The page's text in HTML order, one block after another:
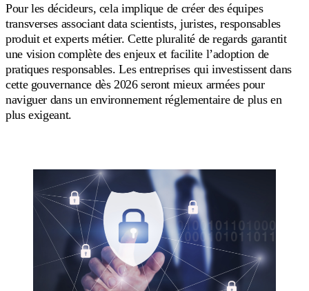
Pour les décideurs, cela implique de créer des équipes
transverses associant data scientists, juristes, responsables
produit et experts métier. Cette pluralité de regards garantit
une vision complète des enjeux et facilite l’adoption de
pratiques responsables. Les entreprises qui investissent dans
cette gouvernance dès 2026 seront mieux armées pour
naviguer dans un environnement réglementaire de plus en
plus exigeant.